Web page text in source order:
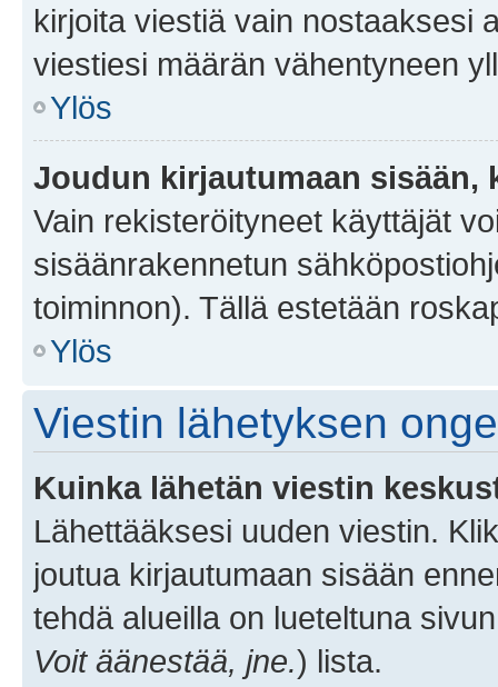
kirjoita viestiä vain nostaaksesi
viestiesi määrän vähentyneen
Ylös
Joudun kirjautumaan sisään,
Vain rekisteröityneet käyttäjät
sisäänrakennetun
toiminnon). Tällä estetään
Ylös
Viestin lähetyksen
Kuinka lähetän viestin
Lähettääksesi uuden viestin.
joutua kirjautumaan sisään
tehdä alueilla on lueteltuna
Voit äänestää, jne.) lista.